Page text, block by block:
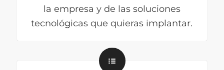
la empresa y de las soluciones
tecnológicas que quieras implantar.